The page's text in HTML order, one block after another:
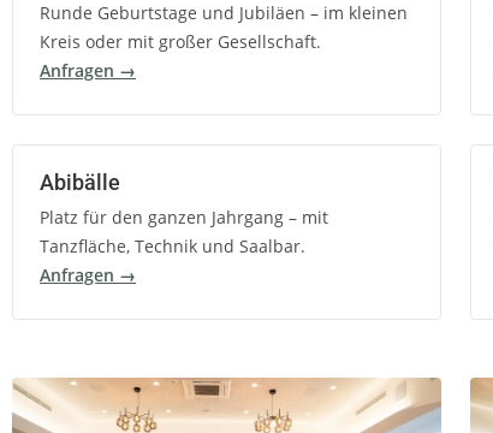
Runde Geburtstage und Jubiläen – im kleinen
Kreis oder mit großer Gesellschaft.
Anfragen →
Abibälle
Platz für den ganzen Jahrgang – mit
Tanzfläche, Technik und Saalbar.
Anfragen →